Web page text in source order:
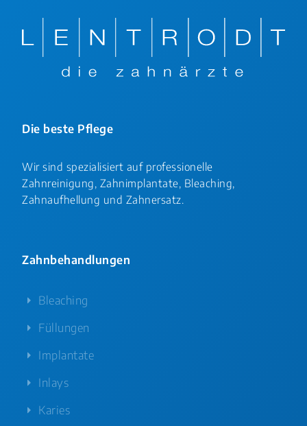
Die beste Pflege
Wir sind spezialisiert auf professionelle
Zahnreinigung, Zahnimplantate, Bleaching,
Zahnaufhellung und Zahnersatz.
Zahnbehandlungen
Bleaching
Füllungen
Implantate
Inlays
Karies